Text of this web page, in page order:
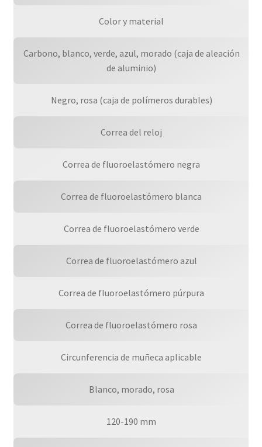
Color y material
Carbono, blanco, verde, azul, morado (caja de aleación
de aluminio)
Negro, rosa (caja de polímeros durables)
Correa del reloj
Correa de fluoroelastómero negra
Correa de fluoroelastómero blanca
Correa de fluoroelastómero verde
Correa de fluoroelastómero azul
Correa de fluoroelastómero púrpura
Correa de fluoroelastómero rosa
Circunferencia de muñeca aplicable
Blanco, morado, rosa
120-190 mm